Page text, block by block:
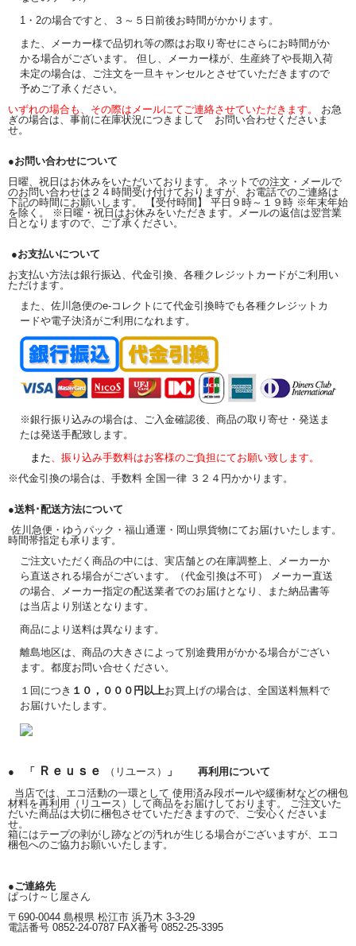
1・2の場合ですと、３～５日前後お時間がかかります。
また、メーカー様で品切れ等の際はお取り寄せにさらにお時間がか
かる場合がございます。 但し、メーカー様が、生産終了や長期入荷
未定の場合は、ご注文を一旦キャンセルとさせていただきますので
予めご了承ください。
いずれの場合も、その際はメールにてご連絡させていただきます。 お急
ぎの場合は、事前に在庫状況につきまして お問い合わせくださいま
せ。
●お問い合わせについて
日曜、祝日はお休みをいただいております。 ネットでの注文・メールで
のお問い合わせは２４時間受け付けておりますが、お電話でのご連絡は
下記の時間にお願いします。 【受付時間】 平日９時～１９時 ※年末年始
を除く。 ※日曜・祝日はお休みをいただきます。メールの返信は翌営業
日となりますので、ご了承ください。
●お支払いについて
お支払い方法は銀行振込、代金引換、各種クレジットカードがご利用い
ただけます。
また、佐川急便のe-コレクトにて代金引換時でも各種クレジットカ
ードや電子決済がご利用になれます。
※銀行振り込みの場合は、ご入金確認後、商品の取り寄せ・発送ま
たは発送手配致します。
また、振り込み手数料はお客様のご負担にてお願い致します。
※代金引換の場合は、手数料 全国一律 ３２４円かかります。
●送料･配送方法について
佐川急便・ゆうパック・福山通運・岡山県貨物にてお届けいたします。
時間帯指定も承ります。
ご注文いただく商品の中には、実店舗との在庫調整上、メーカーか
ら直送される場合がございます。（代金引換は不可） メーカー直送
の場合、メーカー指定の配送業者でのお届けとなり、また納品書等
は当店より別送となります。
商品により送料は異なります。
離島地区は、商品の大きさによって別途費用がかかる場合がござい
ます。都度お問い合せください。
１回につき １０，０００円以上お買上げの場合は、全国送料無料で
お届けいたします。
● 「 Ｒｅｕｓｅ （リユース）
」 再利用について
当店では、エコ活動の一環として 使用済み段ボールや緩衝材などの梱包
材料を再利用（リユース）して商品をお届けしております。 ご注文いた
だいた商品は大切に梱包させていただきますので、ご安心くださいま
せ。
箱にはテープの剥がし跡などの汚れが生じる場合がございますが、エコ
梱包へのご協力お願いいたします。
●ご連絡先
ぱっけ～じ屋さん
〒690-0044 島根県 松江市 浜乃木 3-3-29
電話番号 0852-24-0787 FAX番号 0852-25-3395